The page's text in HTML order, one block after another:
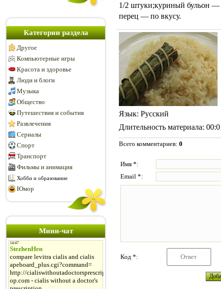
Категории раздела
Другое
Компьютерные игры
Красота и здоровье
Люди и блоги
Музыка
Общество
Путешествия и события
Развлечения
Сериалы
Спорт
Транспорт
Фильмы и анимация
Хобби и образование
Юмор
Мини-чат
1/2 штуки;куриный бульон —
перец — по вкусу.
Язык: Русский
Длительность материала:
Всего комментариев: 0
Имя *:
Email *:
Код *: